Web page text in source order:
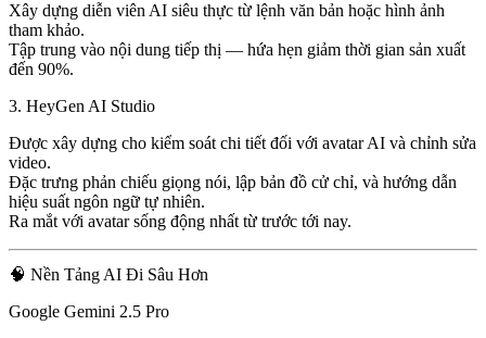
Xây dựng diễn viên AI siêu thực từ lệnh văn bản hoặc hình ảnh
tham khảo.
Tập trung vào nội dung tiếp thị — hứa hẹn giảm thời gian sản xuất
đến 90%.
3. HeyGen AI Studio
Được xây dựng cho kiểm soát chi tiết đối với avatar AI và chỉnh sửa
video.
Đặc trưng phản chiếu giọng nói, lập bản đồ cử chỉ, và hướng dẫn
hiệu suất ngôn ngữ tự nhiên.
Ra mắt với avatar sống động nhất từ trước tới nay.
🧠 Nền Tảng AI Đi Sâu Hơn
Google Gemini 2.5 Pro